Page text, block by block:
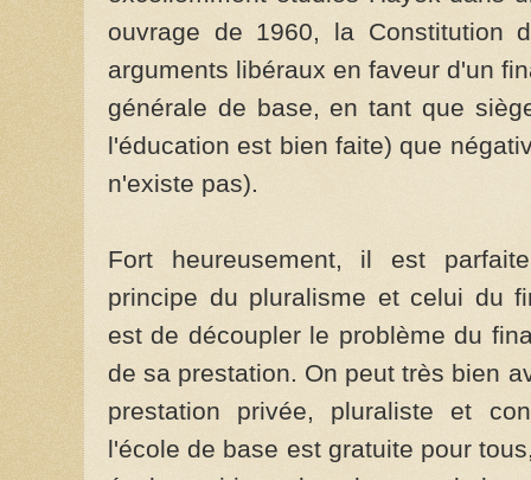
ouvrage de 1960, la Constitution
arguments libéraux en faveur d'un
générale de base, en tant que
l'éducation est bien faite) que
n'existe pas).
Fort heureusement, il est
principe du pluralisme et celui du
est de découpler le problème du
de sa prestation. On peut très bien
prestation privée, pluraliste et
l'école de base est gratuite pour